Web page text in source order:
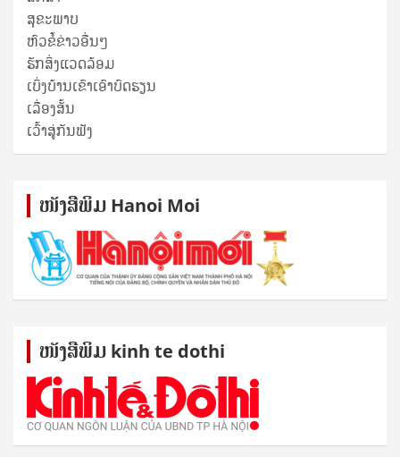
ສຸ​ຂະ​ພາບ
ຫົວຂໍ້ຂ່າວອື່ນໆ
ຮັກສິ່ງແວດລ້ອມ
ເບິ່ງບ້ານເຂົາເອົາບົດຮຽນ
ເລື່ອງສັ້ນ
ເວົ້າສູ່ກັນຟັງ
ໜັງ​ສື​ພິມ Hanoi Moi
ໜັງ​ສື​ພິມ kinh te dothi